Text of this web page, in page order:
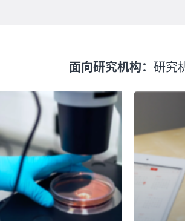
面向研究机构： 研究